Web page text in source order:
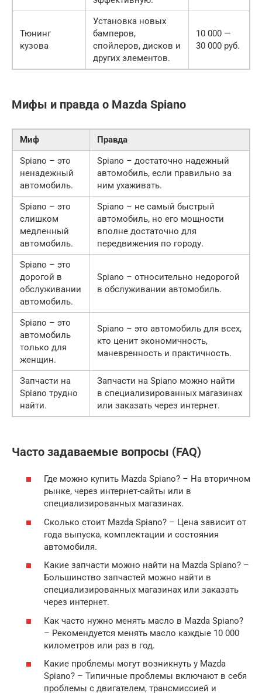
Тюнинг
кузова
Установка новых
бамперов,
спойлеров, дисков и
других элементов.
10 000 —
30 000 руб.
Мифы и правда о Mazda Spiano
Миф
Правда
Spiano – это
ненадежный
автомобиль.
Spiano – достаточно надежный
автомобиль, если правильно за
ним ухаживать.
Spiano – это
слишком
медленный
автомобиль.
Spiano – не самый быстрый
автомобиль, но его мощности
вполне достаточно для
передвижения по городу.
Spiano – это
дорогой в
обслуживании
автомобиль.
Spiano – относительно недорогой
в обслуживании автомобиль.
Spiano – это
автомобиль
только для
женщин.
Spiano – это автомобиль для всех,
кто ценит экономичность,
маневренность и практичность.
Запчасти на
Spiano трудно
найти.
Запчасти на Spiano можно найти
в специализированных магазинах
или заказать через интернет.
Часто задаваемые вопросы (FAQ)
Где можно купить Mazda Spiano? – На вторичном
рынке, через интернет-сайты или в
специализированных магазинах.
Сколько стоит Mazda Spiano? – Цена зависит от
года выпуска, комплектации и состояния
автомобиля.
Какие запчасти можно найти на Mazda Spiano? –
Большинство запчастей можно найти в
специализированных магазинах или заказать
через интернет.
Как часто нужно менять масло в Mazda Spiano?
– Рекомендуется менять масло каждые 10 000
километров или раз в год.
Какие проблемы могут возникнуть у Mazda
Spiano? – Типичные проблемы включают в себя
проблемы с двигателем, трансмиссией и